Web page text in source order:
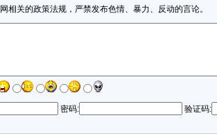
相关的政策法规，严禁发布色情、暴力、反动的言论。
密码: 验证码: